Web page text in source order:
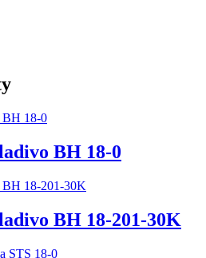
BH 18-0
BH 18-201-30K